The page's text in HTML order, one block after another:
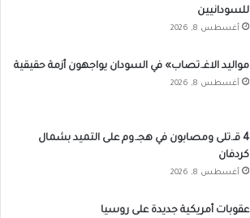
للسودانيين
أغسطس 8, 2026
مواليد الاغـ.تصاب» في السودان يواجهون أزمة حقيقية
أغسطس 8, 2026
4 قـ.تلى ومصابون في هجـ.وم على التميد بشمال
كردفان
أغسطس 8, 2026
عقوبات أمريكية جديدة على روسيا